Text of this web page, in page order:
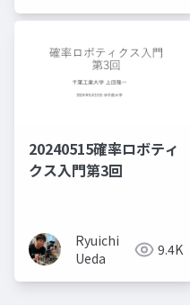
20240515確率ロボティ
クス入門第3回
Ryuichi
Ueda
9.4K